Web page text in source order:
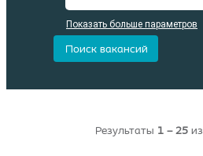
Показать больше параметров
Результаты 1 – 25 из